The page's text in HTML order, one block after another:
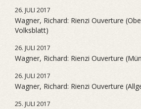
26. JULI 2017
Wagner, Richard: Rienzi Ouverture
Volksblatt)
26. JULI 2017
Wagner, Richard: Rienzi Ouverture
26. JULI 2017
Wagner, Richard: Rienzi Ouverture
25. JULI 2017